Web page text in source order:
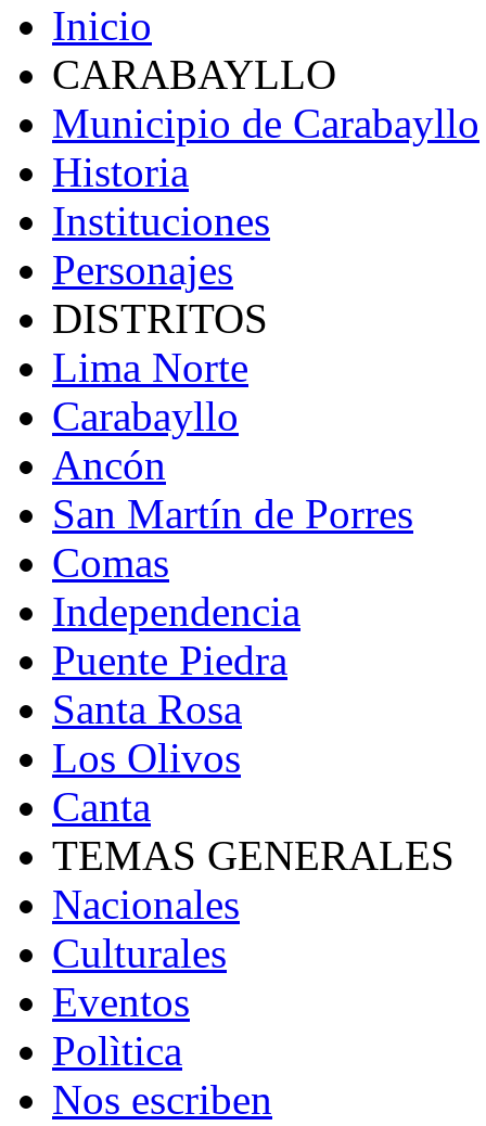
Inicio
CARABAYLLO
Municipio de Carabayllo
Historia
Instituciones
Personajes
DISTRITOS
Lima Norte
Carabayllo
Ancón
San Martín de Porres
Comas
Independencia
Puente Piedra
Santa Rosa
Los Olivos
Canta
TEMAS GENERALES
Nacionales
Culturales
Eventos
Polìtica
Nos escriben